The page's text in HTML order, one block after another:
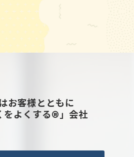
お客様とともに
をよくする®」会社